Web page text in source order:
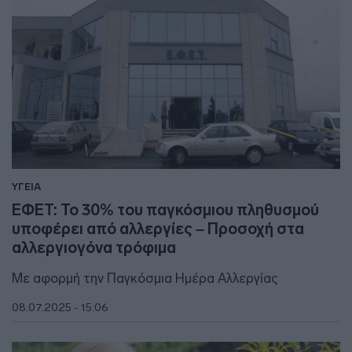
ΥΓΕΙΑ
ΕΦΕΤ: Το 30% του παγκόσμιου πληθυσμού
υποφέρει από αλλεργίες – Προσοχή στα
αλλεργιογόνα τρόφιμα
Με αφορμή την Παγκόσμια Ημέρα Αλλεργίας
08.07.2025 - 15:06